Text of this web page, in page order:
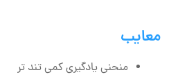
معایب
منحنی یادگیری کمی تند تر